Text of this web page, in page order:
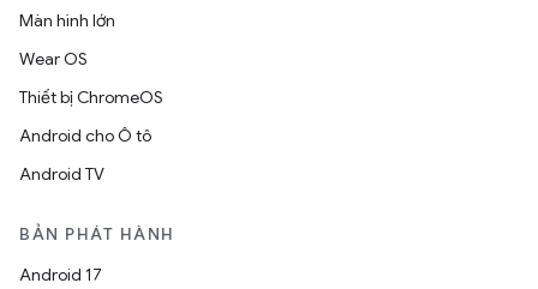
Màn hình lớn
Wear OS
Thiết bị ChromeOS
Android cho Ô tô
Android TV
BẢN PHÁT HÀNH
Android 17